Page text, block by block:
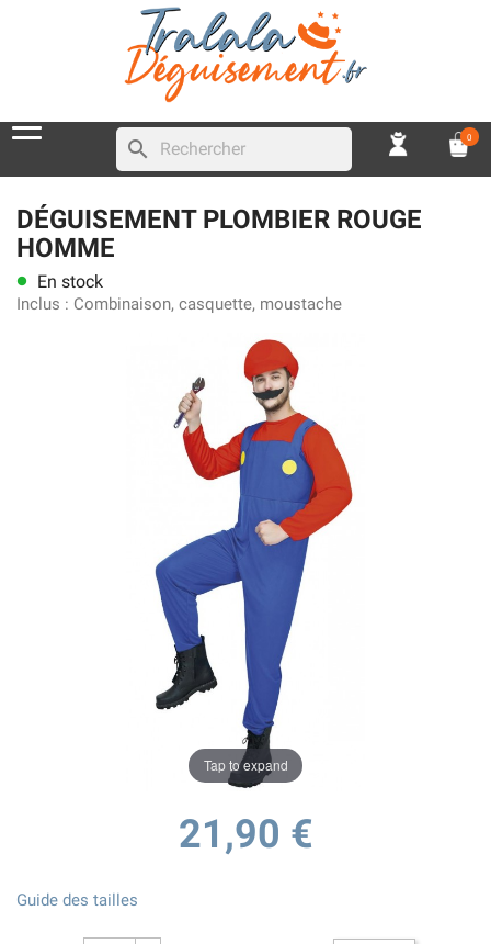
search 0
DÉGUISEMENT PLOMBIER ROUGE
HOMME
lens En stock
Inclus : Combinaison, casquette, moustache
Tap to expand
21,90 €
Guide des tailles